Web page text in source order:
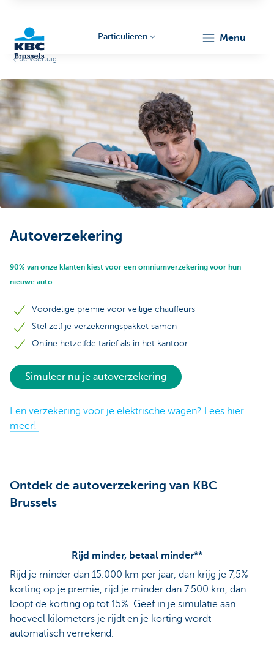
Brussels
Particulieren menu
Je voertuig
Autoverzekering
90% van onze klanten kiest voor een omniumverzekering voor hun
nieuwe auto.
Voordelige premie voor veilige chauffeurs
Stel zelf je verzekeringspakket samen
Online hetzelfde tarief als in het kantoor
Simuleer nu je autoverzekering
Een verzekering voor je elektrische wagen? Lees hier
meer!
Ontdek de autoverzekering van KBC
Brussels
Rijd minder, betaal minder**
Rijd je minder dan 15.000 km per jaar, dan krijg je 7,5%
korting op je premie, rijd je minder dan 7.500 km, dan
loopt de korting op tot 15%. Geef in je simulatie aan
hoeveel kilometers je rijdt en je korting wordt
automatisch verrekend.